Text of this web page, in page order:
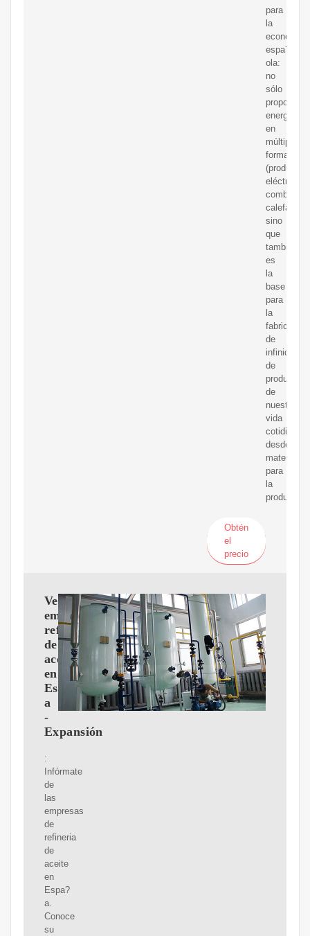
para
la
economía
espa?
ola:
no
sólo
energía
en
múltiples
formas
eléctrica,
sino
que
también
es
la
base
para
la
fabricación
de
infinidad
de
productos
de
nuestra
vida
cotidiana,
desde
materiales
para
la
producción
Obtén
el
precio
Ver
empresas
refineria
de
aceite
en
Espa?
a
-
Expansión
:
Infórmate
de
las
empresas
de
refineria
de
aceite
en
Espa?
a.
Conoce
su